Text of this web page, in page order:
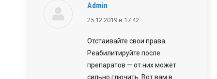
Admin
говорит:
25.12.2019 в 17:42
Отстаивайте свои права.
Реабилитируйте после
препаратов — от них может
сильно глючить. Вот вам в